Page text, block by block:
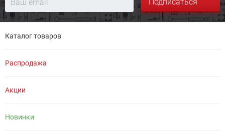
Каталог товаров
Распродажа
Акции
Новинки